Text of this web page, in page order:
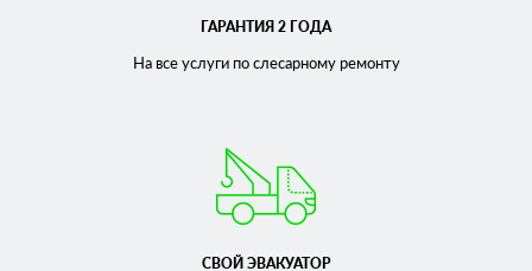
ГАРАНТИЯ 2 ГОДА
На все услуги по слесарномуремонту
СВОЙ ЭВАКУАТОР